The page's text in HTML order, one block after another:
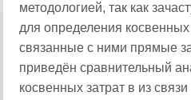
методологией, так как
для определения
связанные с ними прямые
приведён сравнительный
косвенных затрат в из